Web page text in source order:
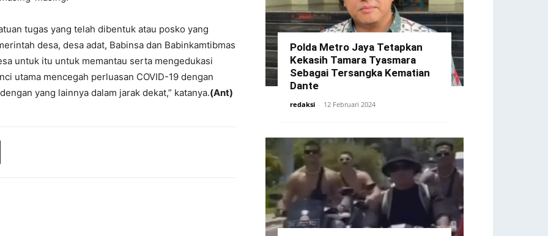
tugas yang telah dibentuk atau posko yang
desa, desa adat, Babinsa dan Babinkamtibmas
untuk itu untuk memantau serta mengedukasi
utama mencegah perluasan COVID-19 dengan
yang lainnya dalam jarak dekat,” katanya.(Ant)
Polda Metro Jaya Tetapkan
Kekasih Tamara Tyasmara
Sebagai Tersangka Kematian
Dante
redaksi - 12 Februari 2024